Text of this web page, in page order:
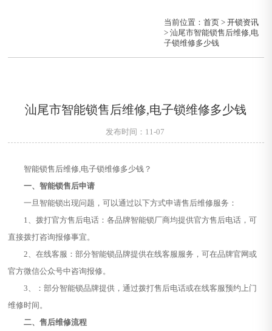
当前位置：首页 >开锁资讯
> 汕尾市智能锁售后维修,电
子锁维修多少钱
汕尾市智能锁售后维修,电子锁维修多少钱
发布时间：11-07
智能锁售后维修,电子锁维修多少钱？
一、智能锁售后申请
一旦智能锁出现问题，可以通过以下方式申请售后维修服务：
1、拨打官方售后电话：各品牌智能锁厂商均提供官方售后电话，可
直接拨打咨询报修事宜。
2、在线客服：部分智能锁品牌提供在线客服服务，可在品牌官网或
官方微信公众号中咨询报修。
3、：部分智能锁品牌提供，通过拨打售后电话或在线客服预约上门
维修时间。
二、售后维修流程